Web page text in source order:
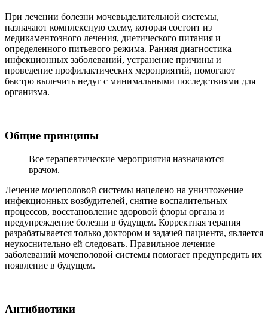
При лечении болезни мочевыделительной системы,
назначают комплексную схему, которая состоит из
медикаментозного лечения, диетического питания и
определенного питьевого режима. Ранняя диагностика
инфекционных заболеваний, устранение причины и
проведение профилактических мероприятий, помогают
быстро вылечить недуг с минимальными последствиями для
организма.
Общие принципы
Все терапевтические мероприятия назначаются
врачом.
Лечение мочеполовой системы нацелено на уничтожение
инфекционных возбудителей, снятие воспалительных
процессов, восстановление здоровой флоры органа и
предупреждение болезни в будущем. Корректная терапия
разрабатывается только доктором и задачей пациента, является
неукоснительно ей следовать. Правильное лечение
заболеваний мочеполовой системы помогает предупредить их
появление в будущем.
Антибиотики